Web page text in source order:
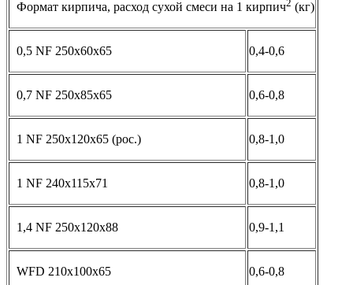
Формат кирпича, расход сухой смеси на 1 кирпич2 (кг)
0,5 NF 250x60x65 0,4-0,6
0,7 NF 250x85x65 0,6-0,8
1 NF 250x120x65 (рос.) 0,8-1,0
1 NF 240x115x71 0,8-1,0
1,4 NF 250x120x88 0,9-1,1
WFD 210x100x65 0,6-0,8